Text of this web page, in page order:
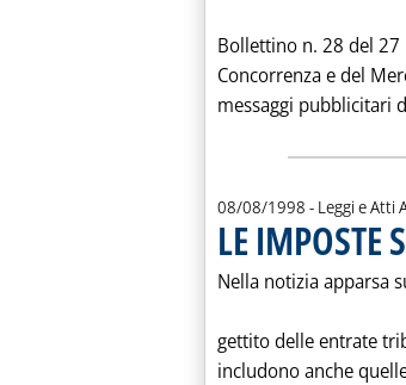
Bollettino n. 28 del
Concorrenza e del
messaggi pubblicitari
08/08/1998 - Leggi e Atti
LE IMPOSTE
Nella notizia apparsa
gettito delle entrate
includono anche